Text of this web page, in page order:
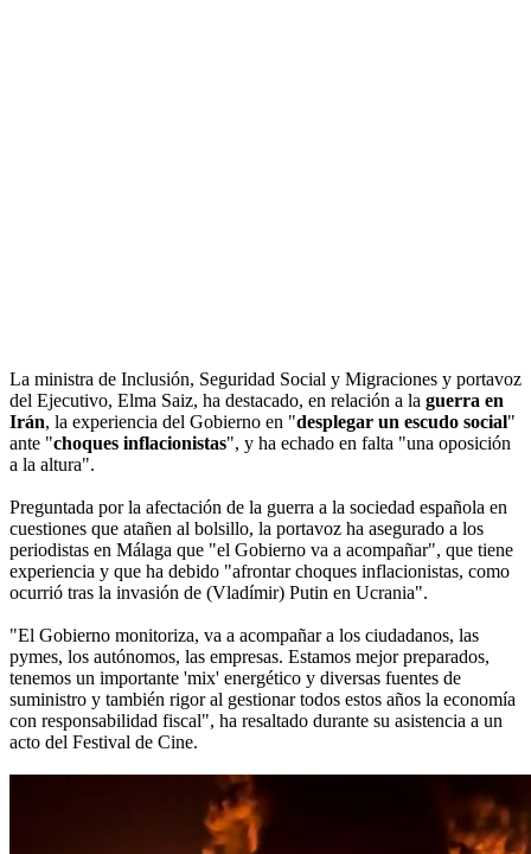
La ministra de Inclusión, Seguridad Social y Migraciones y portavoz
del Ejecutivo, Elma Saiz, ha destacado, en relación a la guerra en
Irán, la experiencia del Gobierno en "desplegar un escudo social"
ante "choques inflacionistas", y ha echado en falta "una oposición
a la altura".
Preguntada por la afectación de la guerra a la sociedad española en
cuestiones que atañen al bolsillo, la portavoz ha asegurado a los
periodistas en Málaga que "el Gobierno va a acompañar", que tiene
experiencia y que ha debido "afrontar choques inflacionistas, como
ocurrió tras la invasión de (Vladímir) Putin en Ucrania".
"El Gobierno monitoriza, va a acompañar a los ciudadanos, las
pymes, los autónomos, las empresas. Estamos mejor preparados,
tenemos un importante 'mix' energético y diversas fuentes de
suministro y también rigor al gestionar todos estos años la economía
con responsabilidad fiscal", ha resaltado durante su asistencia a un
acto del Festival de Cine.